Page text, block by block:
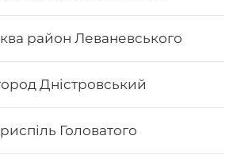
район Леваневського
Дністровський
Головатого